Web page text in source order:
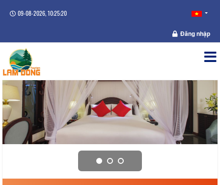
09-08-2026, 10:25:21
Đăng nhập